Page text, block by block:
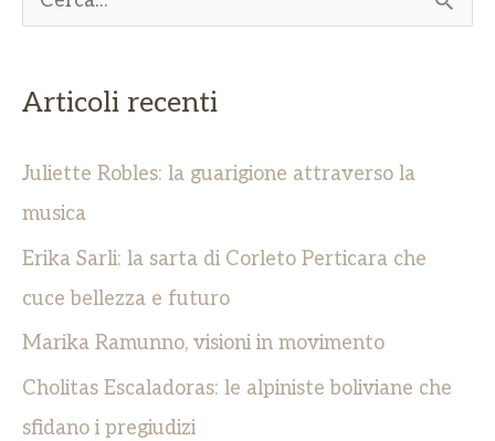
a
:
Articoli recenti
Juliette Robles: la guarigione attraverso la
musica
Erika Sarli: la sarta di Corleto Perticara che
cuce bellezza e futuro
Marika Ramunno, visioni in movimento
Cholitas Escaladoras: le alpiniste boliviane che
sfidano i pregiudizi